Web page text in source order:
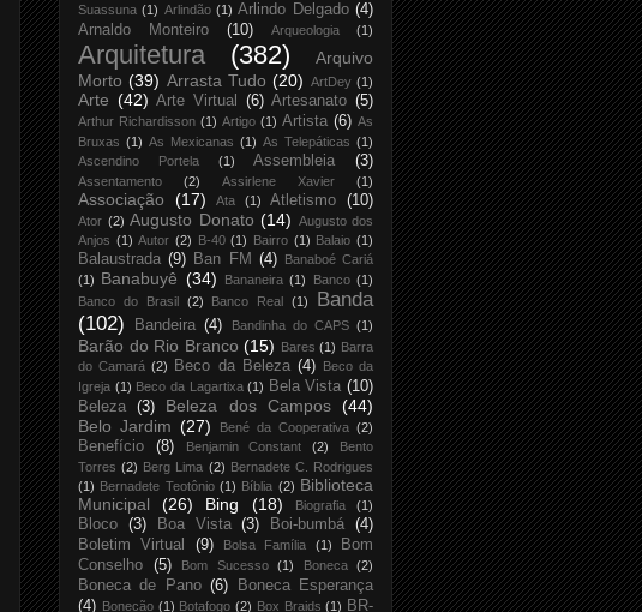
Suassuna (1) Arlindão (1) Arlindo Delgado (4)
Arnaldo Monteiro
(10) Arqueologia (1)
Arquitetura (382)
Arquivo
Morto (39) Arrasta Tudo (20) ArtDey (1)
Arte (42) Arte Virtual (6) Artesanato (5)
Arthur Richardisson (1) Artigo (1) Artista (6) As
Bruxas (1) As Mexicanas (1) As Telepáticas (1)
Ascendino Portela
(1) Assembleia (3)
Assentamento (2) Assirlene Xavier (1)
Associação (17) Ata (1) Atletismo (10)
Ator (2) Augusto Donato (14) Augusto dos
Anjos (1) Autor (2) B-40 (1) Bairro (1) Balaio (1)
Balaustrada (9) Ban FM (4)
Banaboé Cariá
(1) Banabuyê (34) Bananeira (1) Banco (1)
Banco do Brasil
(2) Banco Real (1)
Banda
(102)
Bandeira (4) Bandinha do CAPS (1)
Barão do Rio Branco (15) Bares (1) Barra
do Camará (2) Beco da Beleza (4)
Beco da
Igreja (1) Beco da Lagartixa (1) Bela Vista (10)
Beleza
(3) Beleza dos Campos (44)
Belo Jardim (27) Bené da Cooperativa (2)
Benefício (8) Benjamin Constant (2)
Bento
Torres (2) Berg Lima (2) Bernadete C. Rodrigues
(1) Bernadete Teotônio (1) Bíblia (2) Biblioteca
Municipal
(26) Bing (18) Biografia (1)
Bloco (3) Boa Vista (3) Boi-bumbá
(4)
Boletim Virtual
(9) Bolsa Família (1)
Bom
Conselho
(5) Bom Sucesso (1) Boneca (2)
Boneca de Pano (6)
Boneca Esperança
(4) Bonecão (1) Botafogo (2) Box Braids (1) BR-